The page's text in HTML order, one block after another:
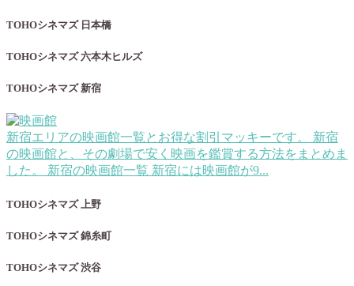
TOHOシネマズ 日本橋
TOHOシネマズ 六本木ヒルズ
TOHOシネマズ 新宿
新宿エリアの映画館一覧とお得な割引 マッキーです。 新宿
の映画館と、その劇場で安く映画を鑑賞する方法をまとめま
した。 新宿の映画館一覧 新宿には映画館が9...
TOHOシネマズ 上野
TOHOシネマズ 錦糸町
TOHOシネマズ 渋谷